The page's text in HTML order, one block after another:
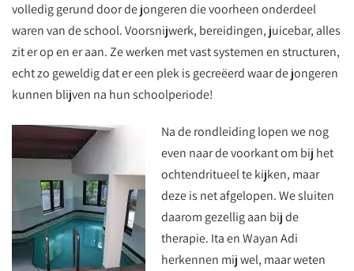
volledig gerund door de jongeren die voorheen onderdeel
waren van de school. Voorsnijwerk, bereidingen, juicebar, alles
zit er op en er aan. Ze werken met vast systemen en structuren,
echt zo geweldig dat er een plek is gecreëerd waar de jongeren
kunnen blijven na hun schoolperiode!
Na de rondleiding lopen we nog
even naar de voorkant om bij het
ochtendritueel te kijken, maar
deze is net afgelopen. We sluiten
daarom gezellig aan bij de
therapie. Ita en Wayan Adi
herkennen mij wel, maar weten